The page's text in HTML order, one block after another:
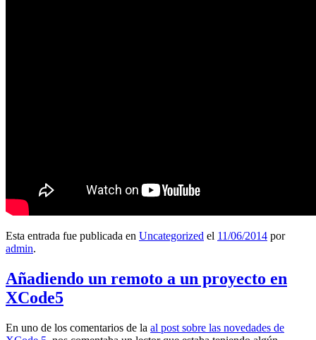
Esta entrada fue publicada en Uncategorized el 11/06/2014 por
admin.
Añadiendo un remoto a un proyecto en
XCode5
En uno de los comentarios de la al post sobre las novedades de